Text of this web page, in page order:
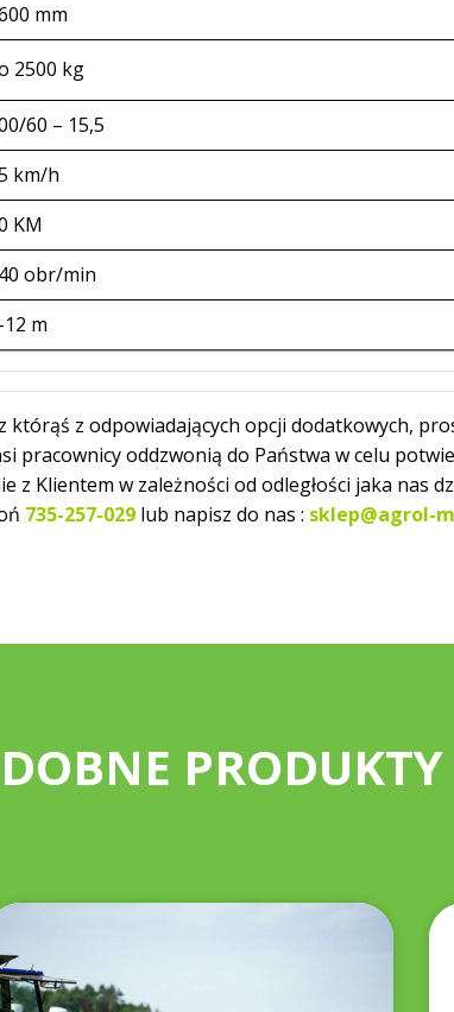
mm
2500 kg
60 – 15,5
km/h
KM
obr/min
m
z odpowiadających opcji dodatkowych,
pracownicy oddzwonią do Państwa w celu
Klientem w zależności od odległości jaka nas
735-257-029 lub napisz do nas : sklep@agrol-
PRODUKTY